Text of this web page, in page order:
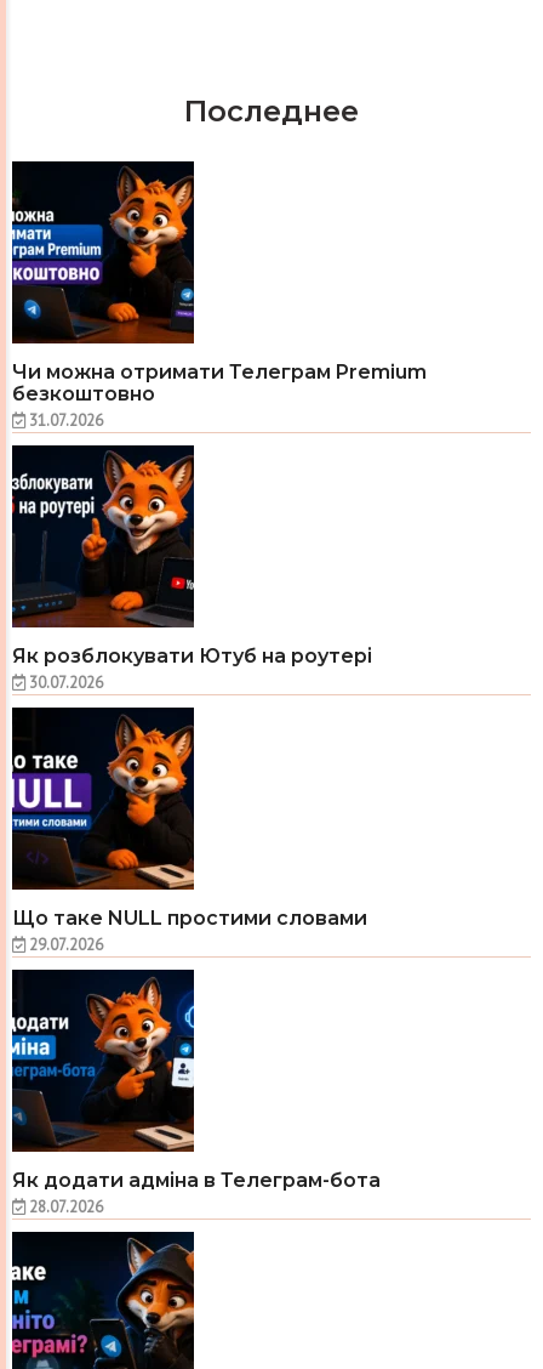
Последнее
Чи можна отримати Телеграм Premium
безкоштовно
31.07.2026
Як розблокувати Ютуб на роутері
30.07.2026
Що таке NULL простими словами
29.07.2026
Як додати адміна в Телеграм-бота
28.07.2026